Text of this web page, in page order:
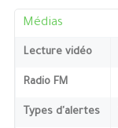
Médias
Lecture vidéo
Radio FM
Types d'alertes